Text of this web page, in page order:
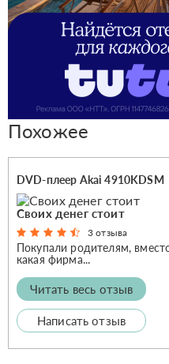
Похожее
DVD-плеер Akai 4910KDSM
Своих денег стоит
3 отзыва
Покупали родителям,
какая фирма...
Читать весь отзыв
Написать отзыв